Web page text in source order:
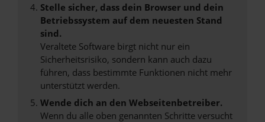
Stelle sicher, dass dein Browser und dein
Betriebssystem auf dem neuesten Stand
sind.
Veraltete Software birgt nicht nur ein
Sicherheitsrisiko, sondern kann auch dazu
führen, dass bestimmte Funktionen nicht mehr
unterstützt werden.
Wende dich an den Webseitenbetreiber.
Wenn du alle oben genannten Schritte versucht